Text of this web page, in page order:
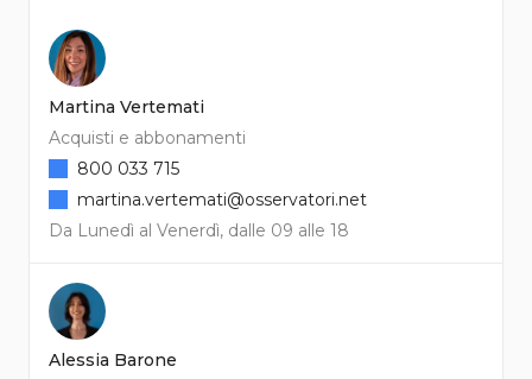
Martina Vertemati
Acquisti e abbonamenti
Da Lunedì al Venerdì, dalle 09 alle 18
800 033 715
martina.vertemati@osservatori.net
Alessia Barone